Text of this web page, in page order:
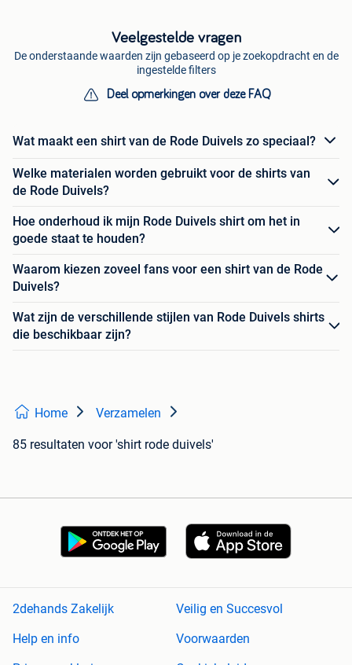
Veelgestelde vragen
De onderstaande waarden zijn gebaseerd op je zoekopdracht en de
ingestelde filters
Deel opmerkingen over deze FAQ
Wat maakt een shirt van de Rode Duivels zo speciaal?
Welke materialen worden gebruikt voor de shirts van
de Rode Duivels?
Hoe onderhoud ik mijn Rode Duivels shirt om het in
goede staat te houden?
Waarom kiezen zoveel fans voor een shirt van de Rode
Duivels?
Wat zijn de verschillende stijlen van Rode Duivels shirts
die beschikbaar zijn?
Home Verzamelen
85 resultaten voor 'shirt rode duivels'
2dehands Zakelijk
Veilig en Succesvol
Help en info
Voorwaarden